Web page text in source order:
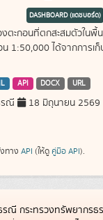
DASHBOARD (แดชบอร์ด)
ะกอนที่ตกสะสมตัวในพื้น
1:50,000 ได้จากการเ
API DOCX URL
รณี 18 มิถุนายน 2569
ทาง API (ให้ดู คู่มือ API).
ณี กระทรวงทรัพยากรธ